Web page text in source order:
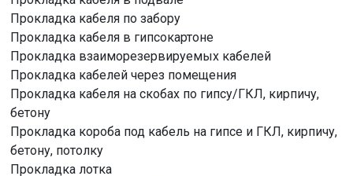
Прокладка кабеля по забору
Прокладка кабеля в гипсокартоне
Прокладка взаиморезервируемых кабелей
Прокладка кабелей через помещения
Прокладка кабеля на скобах по гипсу/ГКЛ, кирпичу,
бетону
Прокладка короба под кабель на гипсе и ГКЛ, кирпичу,
бетону, потолку
Прокладка лотка